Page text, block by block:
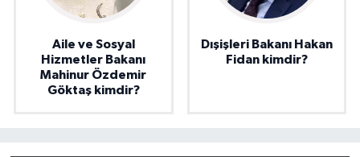
Aile ve Sosyal
Hizmetler Bakanı
Mahinur Özdemir
Göktaş kimdir?
Dışişleri Bakanı Hakan
Fidan kimdir?